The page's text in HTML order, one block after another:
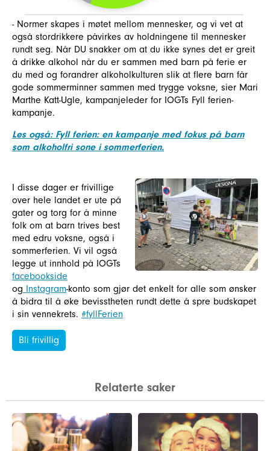
- Normer skapes i møtet mellom mennesker, og vi vet at
også stordrikkere påvirkes av holdningene til mennesker
rundt seg. Når DU snakker om at du ikke synes det er greit
å drikke alkohol når du er sammen med barn på ferie er
du med og forandrer alkoholkulturen slik at flere barn får
gode sommerminner sammen med trygge voksne, sier Mari
Marthe Katt-Ugle, kampanjeleder for IOGTs Fyll ferien-
kampanje.
Les også: Fyll ferien: en kampanje med fokus på barn
som alkoholfri sone i sommerferien.
I disse dager er frivillige
over hele landet er ute på
gater og torg for å minne
folk om at barn trives best
med edru voksne, også i
sommerferien. Vi vil også
legge ut innhold på IOGTs
facebookside
og Instagram-konto som gjør det enkelt for alle som ønsker
å bidra til å øke bevisstheten rundt dette å spre budskapet
i sin vennekrets. #fyllFerien
Bli frivillig
Relaterte saker